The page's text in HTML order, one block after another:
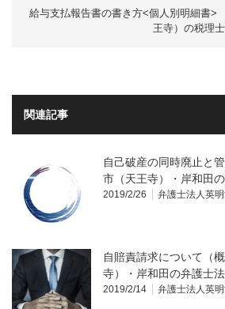
給与支払報告書の書き方<個人別明細書
王寺）の税理
関連記事
自己破産の同時廃止
市（天王寺）・岸和田
2019/2/26 弁護士法人英
自賠責請求について（
寺）・岸和田の弁護士
2019/2/14 弁護士法人英